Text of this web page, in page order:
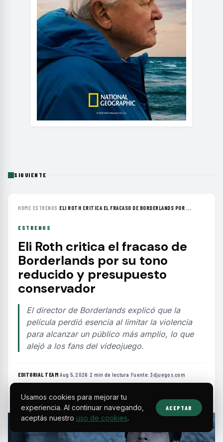
SIGUIENTE
HOME›ESTRENOS ›ELI ROTH CRITICA EL FRACASO DE BORDERLANDS POR ...
ESTRENOS
Eli Roth critica el fracaso de
Borderlands por su tono
reducido y presupuesto
conservador
El director de Borderlands explicó que la
película perdió esencia al limitar la violencia
para alcanzar un público más amplio, lo que
alejó a los fans del videojuego.
EDITORIAL TEAM·Aug 5, 2026 ·2 min de lectura ·Fuente:3djuegos.com
Usamos cookies para mejorar tu
experiencia. Al continuar navegando,
aceptás nuestro uso de cookies.
ACEPTAR